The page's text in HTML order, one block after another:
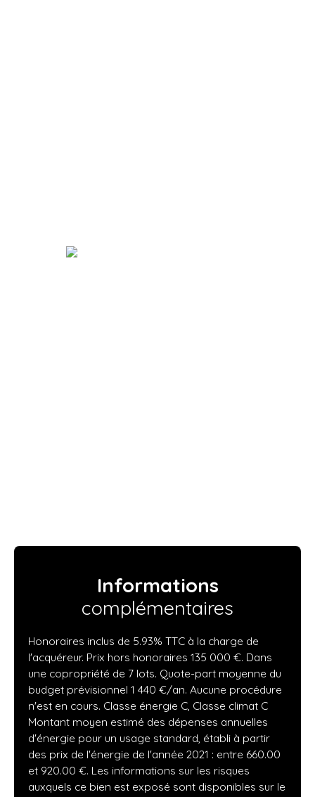
Informations
complémentaires
Honoraires inclus de 5.93% TTC à la charge de
l'acquéreur. Prix hors honoraires 135 000 €. Dans
une copropriété de 7 lots. Quote-part moyenne du
budget prévisionnel 1 440 €/an. Aucune procédure
n'est en cours. Classe énergie C, Classe climat C
Montant moyen estimé des dépenses annuelles
d'énergie pour un usage standard, établi à partir
des prix de l'énergie de l'année 2021 : entre 660.00
et 920.00 €. Les informations sur les risques
auxquels ce bien est exposé sont disponibles sur le